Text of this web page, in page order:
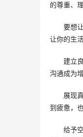
的尊重、
要想
让你的生
建立
沟通成为
展现
到疲惫，
给予